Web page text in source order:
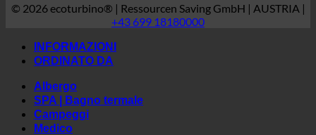
© 2026 ecoturbino® | Ressourcen Saving GmbH | AUSTRIA |
+43 699 18180000
INFORMAZIONI
ORDINATO DA
Albergo
SPA | Bagno termale
Campeggi
Medico